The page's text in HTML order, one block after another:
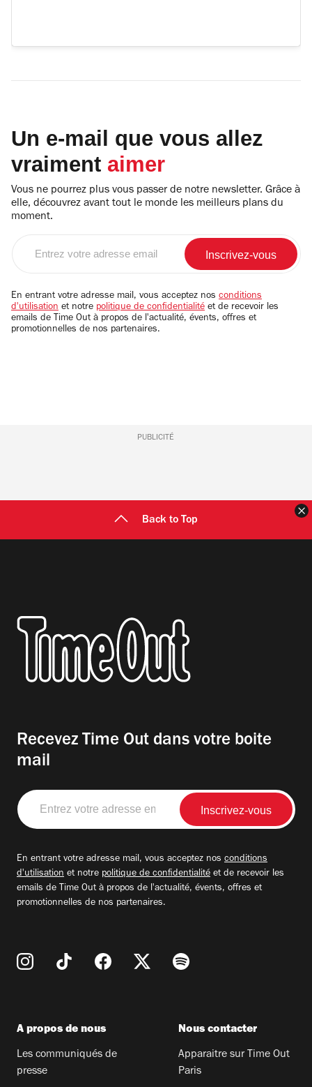
Un e-mail que vous allez
vraiment aimer
Vous ne pourrez plus vous passer de notre newsletter. Grâce à
elle, découvrez avant tout le monde les meilleurs plans du
moment.
email
En entrant votre adresse mail, vous acceptez nos conditions
d'utilisation et notre politique de confidentialité et de recevoir les
emails de Time Out à propos de l'actualité, évents, offres et
promotionnelles de nos partenaires.
PUBLICITÉ
Back to Top
Recevez Time Out dans votre boite
mail
Entrez
votre
adresse
En entrant votre adresse mail, vous acceptez nos conditions
d'utilisation et notre politique de confidentialité et de recevoir les
emails de Time Out à propos de l'actualité, évents, offres et
promotionnelles de nos partenaires.
A propos de nous
Les communiqués de
presse
Nous contacter
Apparaitre sur Time Out
Paris